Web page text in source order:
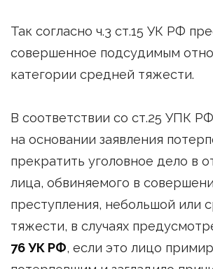
Так согласно ч.3 ст.15 УК РФ
совершенное подсудимым
категории средней тяжести.
В соответствии со ст.25 УПК
на основании заявления
прекратить уголовное дело в
лица, обвиняемого в
преступления, небольшой или
тяжести, в случаях
76 УК РФ, если это лицо